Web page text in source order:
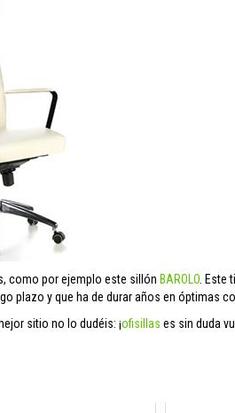
como por ejemplo este sillón BAROLO .
plazo y que ha de durar años en óptimas
sitio no lo dudéis: ¡ofisillas es sin duda